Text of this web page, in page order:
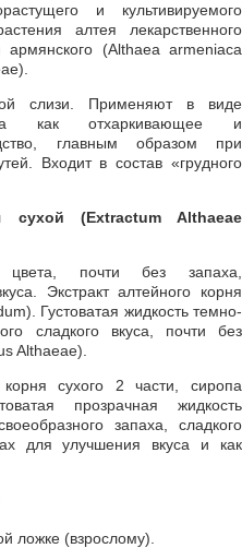
и культивируемого
алтея лекарственного
(Althaea armeniaca
слизи. Применяют в виде
как отхаркивающее и
главным образом при
Входит в состав «грудного
сухой (Extractum Althaeae
цвета, почти без запаха,
Экстракт алтейного корня
Густоватая жидкость темно-
сладкого вкуса, почти без
Althaeae).
корня сухого 2 части, сиропа
прозрачная жидкость
запаха, сладкого
для улучшения вкуса и как
ложке (взрослому).